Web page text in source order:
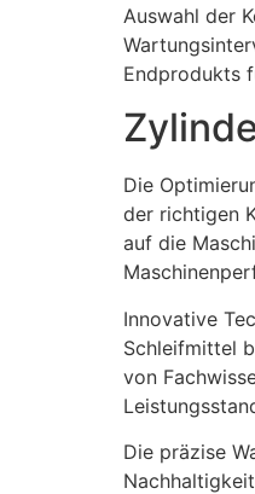
Auswahl der
Endprodukts
Die
der richtigen
auf die
Innovative
Schleifmittel
von
Die präzise